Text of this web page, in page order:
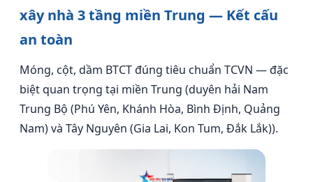
xây nhà 3 tầng miền Trung — Kết cấu
an toàn
Móng, cột, dầm BTCT đúng tiêu chuẩn TCVN — đặc
biệt quan trọng tại miền Trung (duyên hải Nam
Trung Bộ (Phú Yên, Khánh Hòa, Bình Định, Quảng
Nam) và Tây Nguyên (Gia Lai, Kon Tum, Đắk Lắk)).